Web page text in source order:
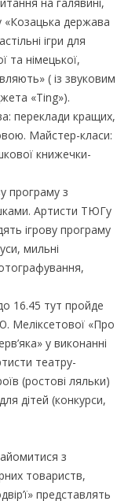
«Козацька держава
ігри для
та німецької,
( із звуковим
«Ting»).
переклади кращих,
Майстер-класи:
книжечки-
програму з
Артисти ТЮГу
ігрову програму
мильні
16.45 тут пройде
Меліксетової «Про
у виконанні
театру-
(ростові ляльки)
дітей (конкурси,
з
товариств,
представлять